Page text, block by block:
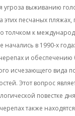
выживанию
этих песчаных пляжах,
толчком к
в 1990-х
и обеспечению
исчезающего вида
Этот вопрос
повестке
также